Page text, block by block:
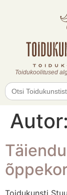
Toidukoolitused
Search
for:
Autor:
Toidukunsti